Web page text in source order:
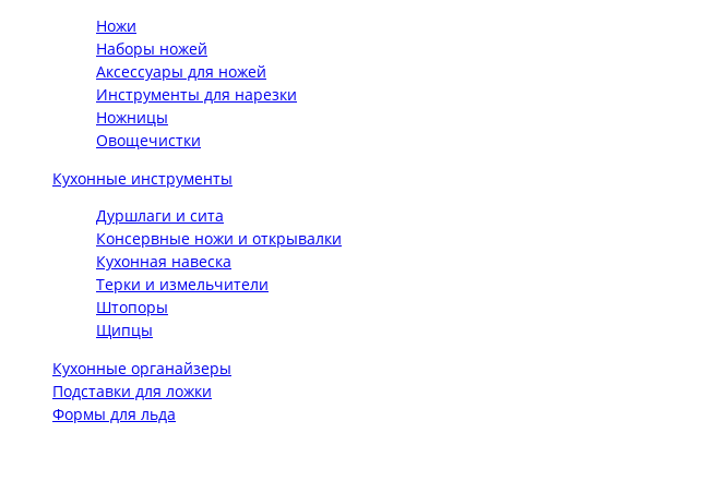
Ножи
Наборы ножей
Аксессуары для ножей
Инструменты для нарезки
Ножницы
Овощечистки
Кухонные инструменты
Дуршлаги и сита
Консервные ножи и открывалки
Кухонная навеска
Терки и измельчители
Штопоры
Щипцы
Кухонные органайзеры
Подставки для ложки
Формы для льда